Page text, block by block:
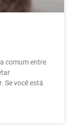
comum entre
Se você está